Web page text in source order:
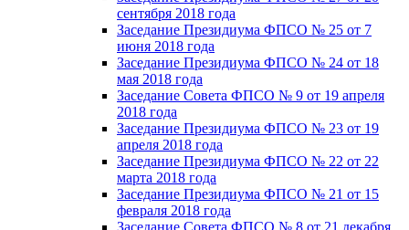
сентября 2018 года
Заседание Президиума ФПСО № 25 от 7
июня 2018 года
Заседание Президиума ФПСО № 24 от 18
мая 2018 года
Заседание Совета ФПСО № 9 от 19 апреля
2018 года
Заседание Президиума ФПСО № 23 от 19
апреля 2018 года
Заседание Президиума ФПСО № 22 от 22
марта 2018 года
Заседание Президиума ФПСО № 21 от 15
февраля 2018 года
Заседание Совета ФПСО № 8 от 21 декабря